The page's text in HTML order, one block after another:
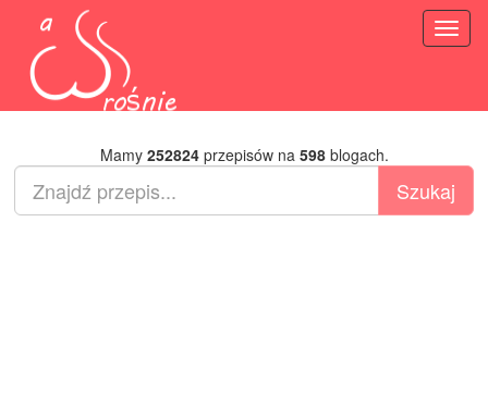
Mamy 252824przepisów na 598blogach.